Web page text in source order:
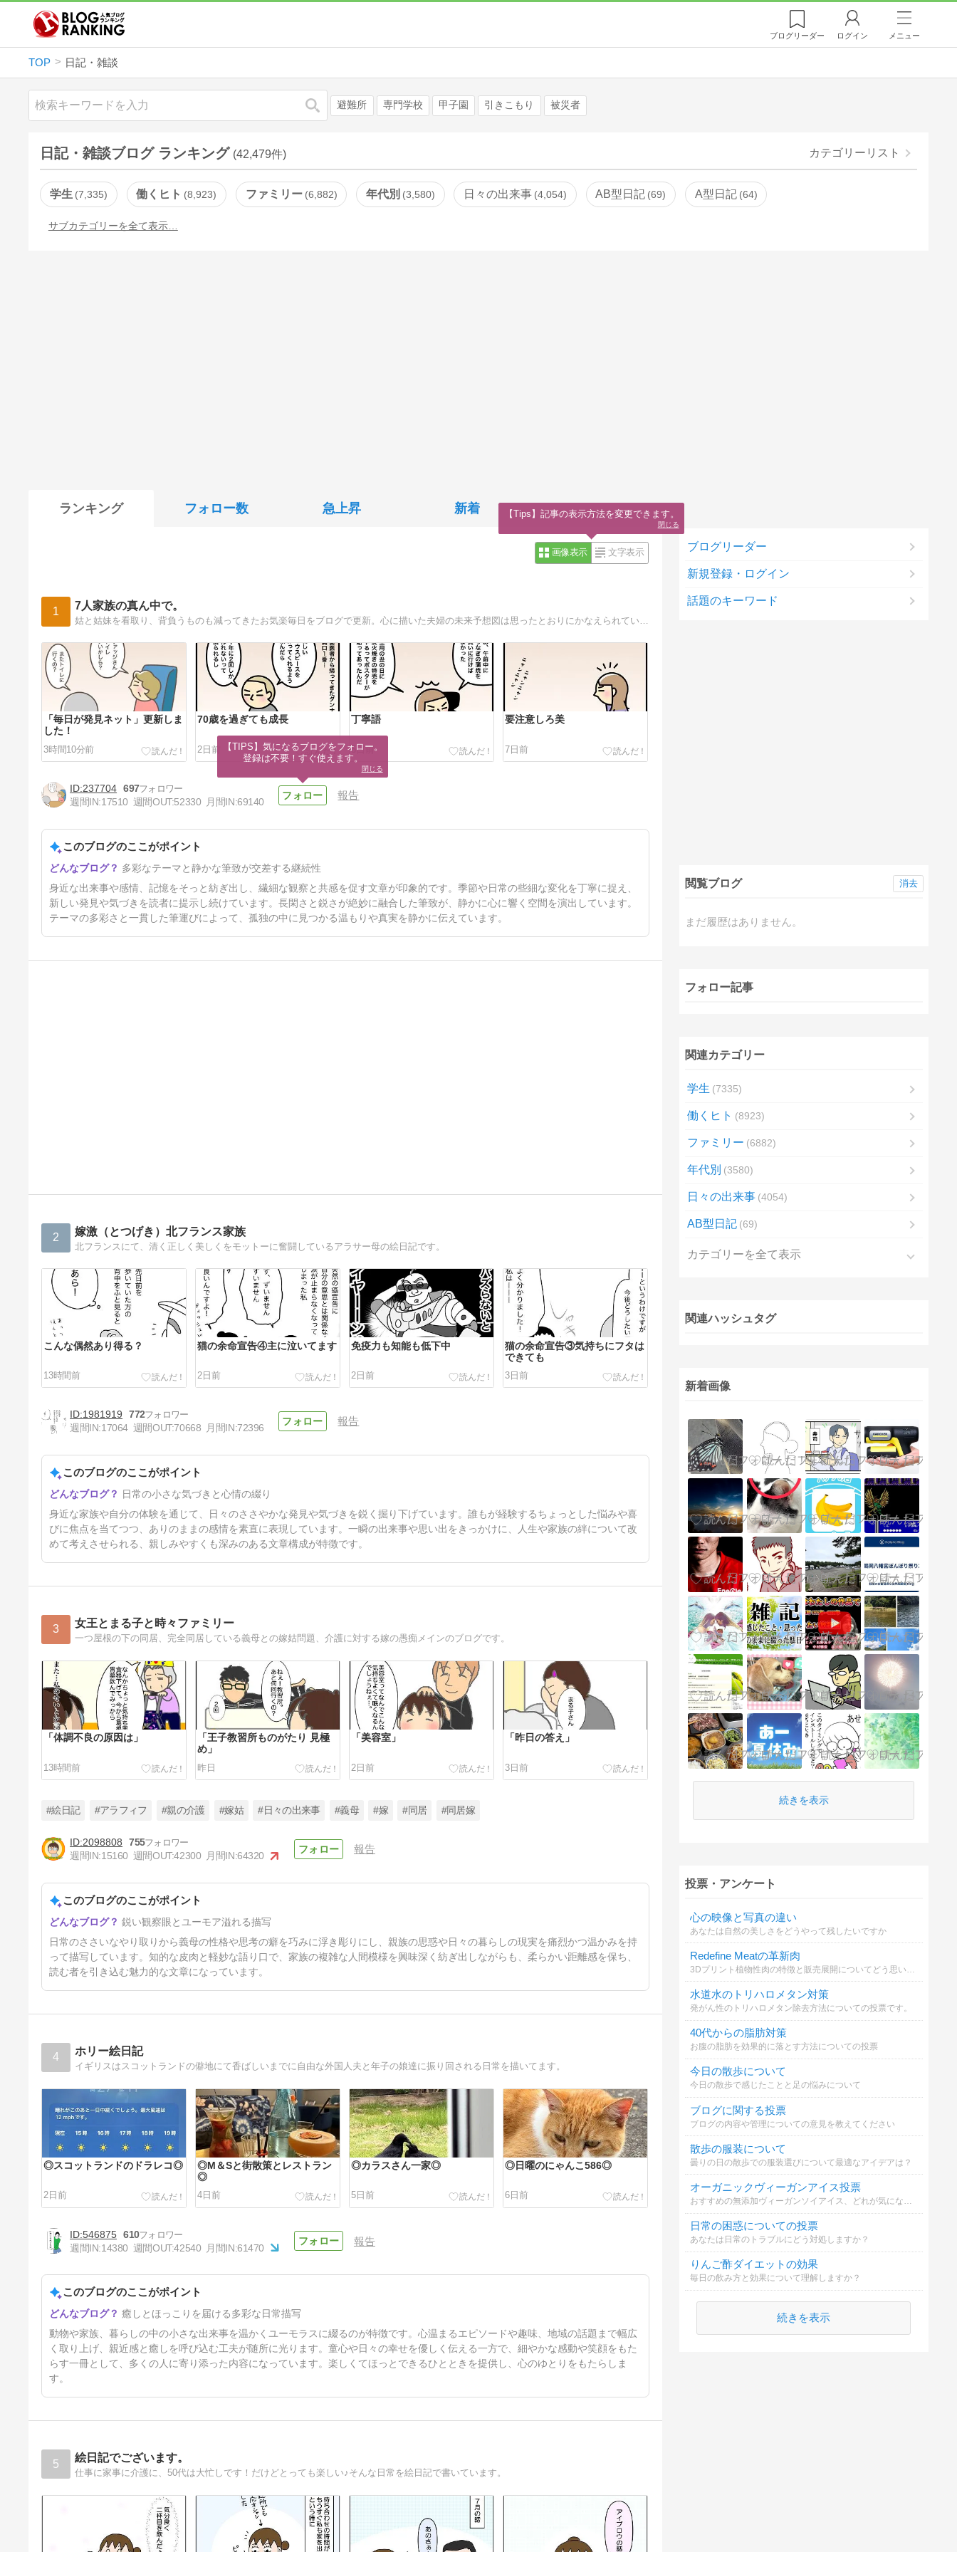
ブログリーダー ログイン メニュー
TOP 日記・雑談
検索 避難所 専門学校 甲子園 引きこもり 被災者
日記・雑談ブログ ランキング (42,479件) カテゴリーリスト
学生 7,335 働くヒト 8,923 ファミリー 6,882 年代別 3,580 日々の出来事 4,054 AB型日記 69 A型日記 64
サブカテゴリーを全て表示…
ランキング フォロー数 急上昇 新着
画像表示 文字表示
1 7人家族の真ん中で。
「毎日が発見ネット」更新しま
した！
3時間10分前
70歳を過ぎても成長
2日前
丁寧語
5日前
要注意しろ美
7日前
間違いを指摘された時
9日前
237704 697
週間IN:17510 週間OUT:52330 月間IN:69140
報告
このブログのここがポイント
多彩なテーマと静かな筆致が交差する継続性
身近な出来事や感情、記憶をそっと紡ぎ出し、繊細な観察と共感を促す文章が印象的です。季節や日常の些細な変化を丁寧に捉え、
新しい発見や気づきを読者に提示し続けています。長閑さと鋭さが絶妙に融合した筆致が、静かに心に響く空間を演出しています。
テーマの多彩さと一貫した筆運びによって、孤独の中に見つかる温もりや真実を静かに伝えています。
2 嫁激（とつげき）北フランス家族
北フランスにて、清く正しく美しくをモットーに奮闘しているアラサー母の絵日記です。
こんな偶然あり得る？
13時間前
猫の余命宣告④主に泣いてます
2日前
免疫力も知能も低下中
2日前
猫の余命宣告③気持ちにフタは
できても
3日前
猫の余命宣告②自分にふりかか
る異変はスルー
5日前
1981919
772
週間IN:17064 週間OUT:70668 月間IN:72396
報告
このブログのここがポイント
日常の小さな気づきと心情の綴り
身近な家族や自分の体験を通じて、日々のささやかな発見や気づきを鋭く掘り下げています。誰もが経験するちょっとした悩みや喜
びに焦点を当てつつ、ありのままの感情を素直に表現しています。一瞬の出来事や思い出をきっかけに、人生や家族の絆について改
めて考えさせられる、親しみやすくも深みのある文章構成が特徴です。
3 女王とまる子と時々ファミリー
一つ屋根の下の同居、完全同居している義母との嫁姑問題、介護に対する嫁の愚痴メインのブログです。
「体調不良の原因は」
13時間前
「王子教習所ものがたり 見極
め」
昨日
「美容室」
2日前
「昨日の答え」
3日前
4日前
#絵日記 #アラフィフ #親の介護 #嫁姑 #日々の出来事 #義母 #嫁 #同居 #同居嫁
2098808
755
週間IN:15160 週間OUT:42300 月間IN:64320
報告
このブログのここがポイント
鋭い観察眼とユーモア溢れる描写
日常のささいなやり取りから義母の性格や思考の癖を巧みに浮き彫りにし、親族の思惑や日々の暮らしの現実を痛烈かつ温かみを持
って描写しています。知的な皮肉と軽妙な語り口で、家族の複雑な人間模様を興味深く紡ぎ出しながらも、柔らかい距離感を保ち、
読む者を引き込む魅力的な文章になっています。
4 ホリー絵日記
イギリスはスコットランドの僻地にて香ばしいまでに自由な外国人夫と年子の娘達に振り回される日常を描いてます。
◎スコットランドのドラレコ◎
2日前
◎M＆Sと街散策とレストラン
◎
4日前
◎カラスさん一家◎
5日前
◎日曜のにゃんこ586◎
6日前
◎冷やし中華◎
7日前
546875 610
週間IN:14380 週間OUT:42540 月間IN:61470
報告
このブログのここがポイント
癒しとほっこりを届ける多彩な日常描写
動物や家族、暮らしの中の小さな出来事を温かくユーモラスに綴るのが特徴です。心温まるエピソードや趣味、地域の話題まで幅広
く取り上げ、親近感と癒しを呼び込む工夫が随所に光ります。童心や日々の幸せを優しく伝える一方で、細やかな感動や笑顔をもた
らす一冊として、多くの人に寄り添った内容になっています。楽しくてほっとできるひとときを提供し、心のゆとりをもたらしま
す。
5 絵日記でございます。
仕事に家事に介護に、50代は大忙しです！だけどとっても楽しい♪そんな日常を絵日記で書いています。
ブログリーダー
新規登録・ログイン
話題のキーワード
閲覧ブログ
まだ履歴はありません。
消去
フォロー記事
関連カテゴリー
学生 7335
働くヒト 8923
ファミリー 6882
年代別 3580
日々の出来事 4054
AB型日記 69
カテゴリーを全て表示
関連ハッシュタグ
新着画像
続きを表示
投票・アンケート
心の映像と写真の違い
あなたは自然の美しさをどうやって残したいですか
Redefine Meatの革新肉
3Dプリント植物性肉の特徴と販売展開についてどう思いますか？
水道水のトリハロメタン対策
発がん性のトリハロメタン除去方法についての投票です。
40代からの脂肪対策
お腹の脂肪を効果的に落とす方法についての投票
今日の散歩について
今日の散歩で感じたことと足の悩みについて
ブログに関する投票
ブログの内容や管理についての意見を教えてください
散歩の服装について
曇りの日の散歩での服装選びについて最適なアイデアは？
オーガニックヴィーガンアイス投票
おすすめの無添加ヴィーガンソイアイス、どれが気になる？
日常の困惑についての投票
あなたは日常のトラブルにどう対処しますか？
りんご酢ダイエットの効果
毎日の飲み方と効果について理解しますか？
続きを表示
【TIPS】気になるブログをフォロー。
登録は不要！すぐ使えます。
閉じる
【Tips】記事の表示方法を変更できます。
閉じる